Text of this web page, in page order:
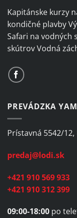
Kapitánske kurzy
kondičné plavby
Safari na vodných
skútrov Vodná
PREVÁDZKA
Prístavná 5542/
predaj@lodi.sk
+421 910 569 933
+421 910 312 399
09:00-18:00 po